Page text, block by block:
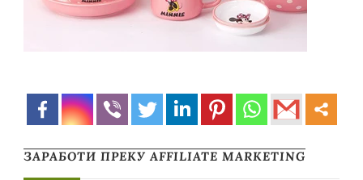
ЗАРАБОТИ ПРЕКУ AFFILIATE MARKETING